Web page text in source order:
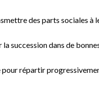
des parts sociales
succession dans de
pour répartir